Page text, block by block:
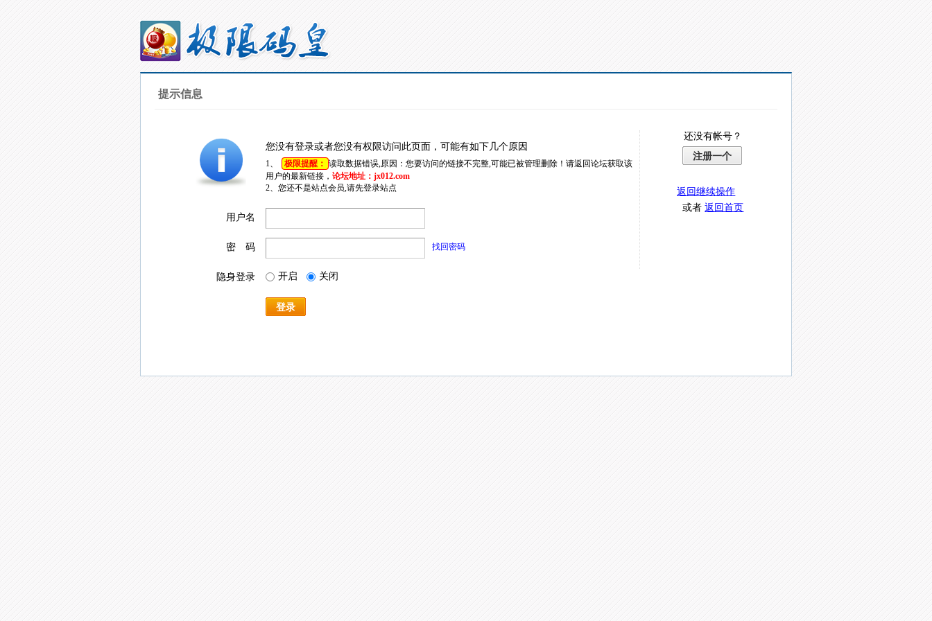
提示信息
您没有登录或者您没有权限访问此页面，可能有如下几个原因
1、 极限提醒： 读取数据错误,原因：您要访问的链接不完整,可能已被管理删除！请返回论坛获取该
用户的最新链接， 论坛地址：jx012.com
2、您还不是站点会员,请先登录站点
用户名
密 码 找回密码
隐身登录 开启 关闭
登录
还没有帐号？
注册一个
返回继续操作
或者返回首页